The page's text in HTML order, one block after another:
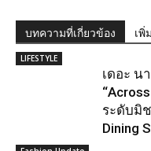
บทความที่เกี่ยวข้อง เพิ่
LIFESTYLE
เดอะ น
ระดับมิ
Dining